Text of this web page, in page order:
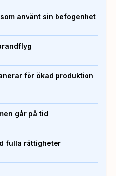
använt sin befogenhet
för ökad produktion
går på tid
fulla rättigheter